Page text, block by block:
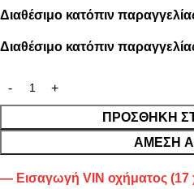
Διαθέσιμο κατόπιν
Διαθέσιμο κατόπιν
ΠΡΟΣΘΉΚΗ
ΆΜΕΣΗ
— Εισαγωγή VIN οχήματος (17